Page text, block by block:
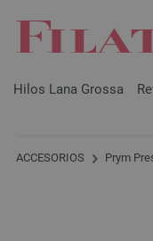
Hilos Lana Grossa
ACCESORIOS Prym